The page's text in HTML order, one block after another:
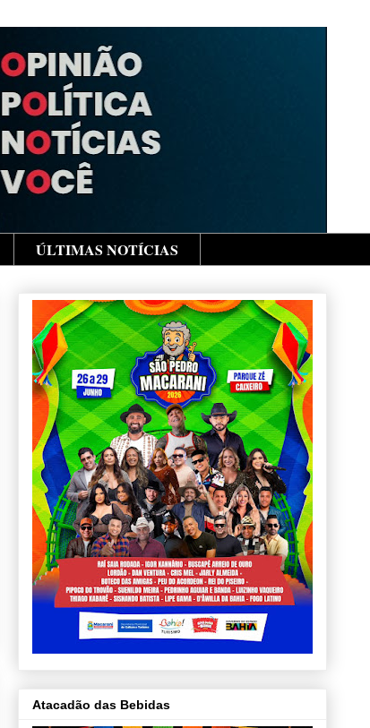
ÚLTIMAS NOTÍCIAS
Atacadão das Bebidas